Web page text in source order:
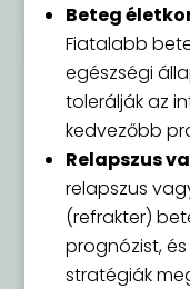
Beteg
Fiatalabb
egészségi
tolerálják az
kedvezőbb
Relapszus
relapszus
(refrakter)
prognózist,
stratégiák